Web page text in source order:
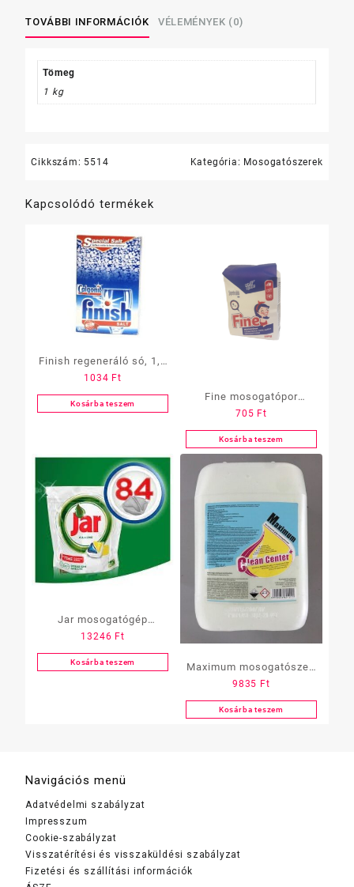
1
L
mennyiség
TOVÁBBI INFORMÁCIÓK VÉLEMÉNYEK (0)
Tömeg
1 kg
Cikkszám: 5514 Kategória: Mosogatószerek
Kapcsolódó termékek
Finish regeneráló só, 1,5
kg
1034 Ft
Kosárba teszem
Fine mosogatópor
zacskós 500g
705 Ft
Kosárba teszem
Jar mosogatógép
kapszula, platinum 90
db-os
13246 Ft
Kosárba teszem
Maximum mosogatószer,
gépi, fertőtlenítő, 5 L
9835 Ft
Kosárba teszem
Navigációs menü
Adatvédelmi szabályzat
Impresszum
Cookie-szabályzat
Visszatérítési és visszaküldési szabályzat
Fizetési és szállítási információk